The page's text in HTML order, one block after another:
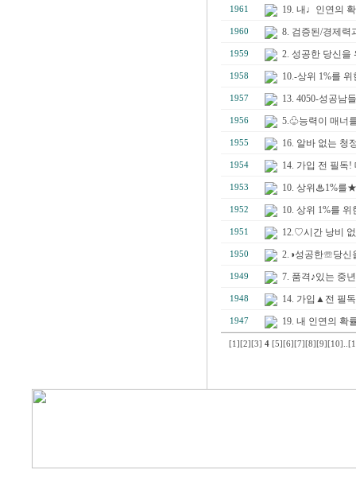
1961 19. 내♩인연의
1960 8. 검증된/경제력
1959 2. 성공한 당신
1958 10.-상위 1%를
1957 13. 4050-성공남
1956 5.♧능력이 매너
1955 16. 알바 없는 청
1954 14. 가입 전 필독
1953 10. 상위♨1%를
1952 10. 상위 1%를
1951 12.♡시간 낭비
1950 2.◑성공한☏당신
1949 7. 품격♪있는 중
1948 14. 가입▲전 필
1947 19. 내 인연의
[1] [2] [3] 4 [5] [6] [7] [8] [9] [10]